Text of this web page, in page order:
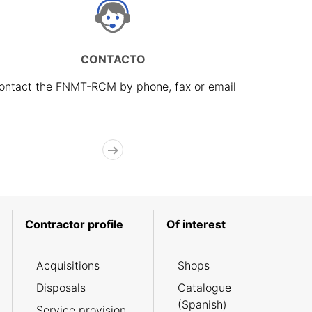
CONTACTO
the FNMT-RCM by phone, fax or email
Contractor profile
Acquisitions
Disposals
Of interest
Shops
Catalogue
(Spanish)